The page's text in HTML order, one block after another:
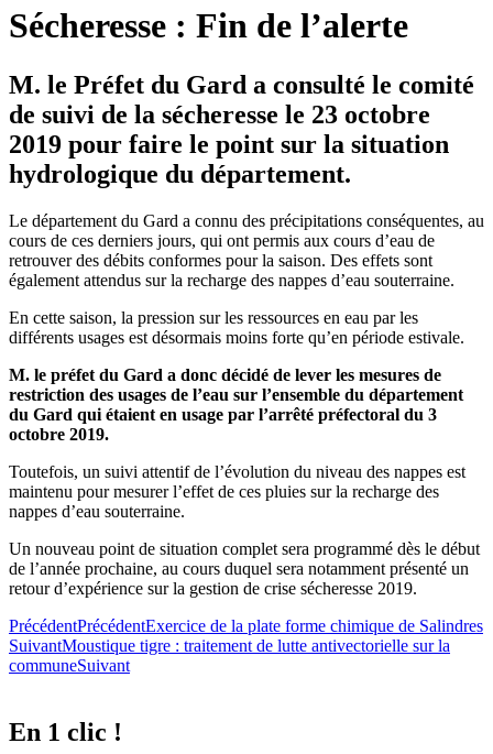
Sécheresse : Fin de l’alerte
M. le Préfet du Gard a consulté le comité
de suivi de la sécheresse le 23 octobre
2019 pour faire le point sur la situation
hydrologique du département.
Le département du Gard a connu des précipitations conséquentes, au
cours de ces derniers jours, qui ont permis aux cours d’eau de
retrouver des débits conformes pour la saison. Des effets sont
également attendus sur la recharge des nappes d’eau souterraine.
En cette saison, la pression sur les ressources en eau par les
différents usages est désormais moins forte qu’en période estivale.
M. le préfet du Gard a donc décidé de lever les mesures de
restriction des usages de l’eau sur l’ensemble du département
du Gard qui étaient en usage par l’arrêté préfectoral du 3
octobre 2019.
Toutefois, un suivi attentif de l’évolution du niveau des nappes est
maintenu pour mesurer l’effet de ces pluies sur la recharge des
nappes d’eau souterraine.
Un nouveau point de situation complet sera programmé dès le début
de l’année prochaine, au cours duquel sera notamment présenté un
retour d’expérience sur la gestion de crise sécheresse 2019.
PrécédentPrécédentExercice de la plate forme chimique de Salindres
SuivantMoustique tigre : traitement de lutte antivectorielle sur la
communeSuivant
En 1 clic !